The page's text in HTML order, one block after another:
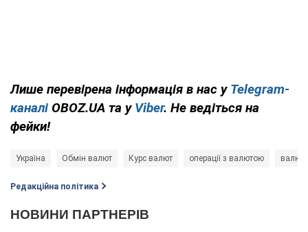
Лише перевірена інформація в нас у Telegram-
каналі OBOZ.UA та у Viber. Не ведіться на
фейки!
Україна Обмін валют Курс валют операції з валютою
Редакційна політика